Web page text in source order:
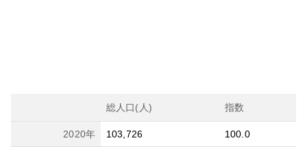
総人口(人) 指数
2020年 103,726 100.0